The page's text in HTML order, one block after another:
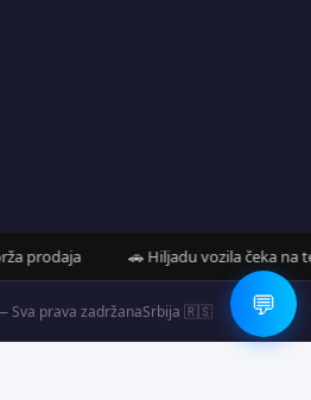
🚗 Hiljadu vozila čeka na tebe
Sva prava zadržanaSrbija 🇷🇸 💬